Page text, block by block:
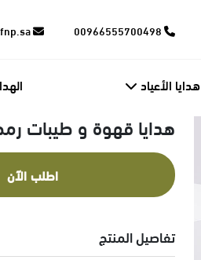
هدايا الأعياد
هدايا قهوة و طيبات
اطلب الآن
تفاصيل المنتج